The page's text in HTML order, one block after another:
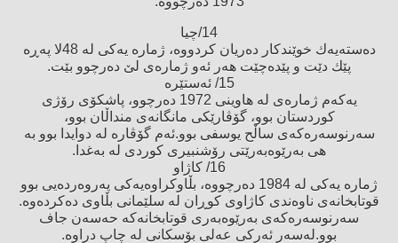
14/چیا
دەستەیەك خوێندكار دەریان كردووە، ژمارە یەكی لە 48لا پەڕە
پێك دێت و پێدەچێت هەر ئەو ژمارەی لێ‌ دەرچوو بێت.
15/ ئەستێرە
یەكەم ژمارەی لە هاوینی 1972 دەرچوو، پاشكۆی رۆژی
كوردستان بوو، گۆڤارێكی مانگانەی منداڵان بوو،
سەرنوسەرەكەی ساڵح یوسفی بوو.ئەم گۆڤارە لە دوایدا بوو بە
هی بەرێوەبەرێتی رۆشنبیری كوردی لە بەغدا.
16/ كاژاو
ژمارە یەكی لە 1984 دەرچووە، بڵاوكراوەیەكی پەروەردەیی بوو
قوتابخانەی ناوەندی كاژاوی كوڕان لە سلێمانی بڵاوی دەكردەوە.
سەرنوسەرەكەی بەرێوەبەری قوتابخانەكە حەسەن جاف
بوو.لەسەر ئەركی عەلی بۆسكانی لە چاپ دراوە.